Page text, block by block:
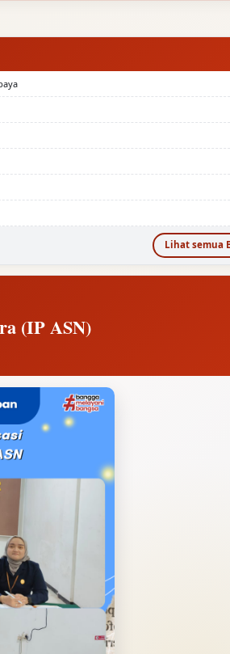
Lihat semua
(IP ASN)